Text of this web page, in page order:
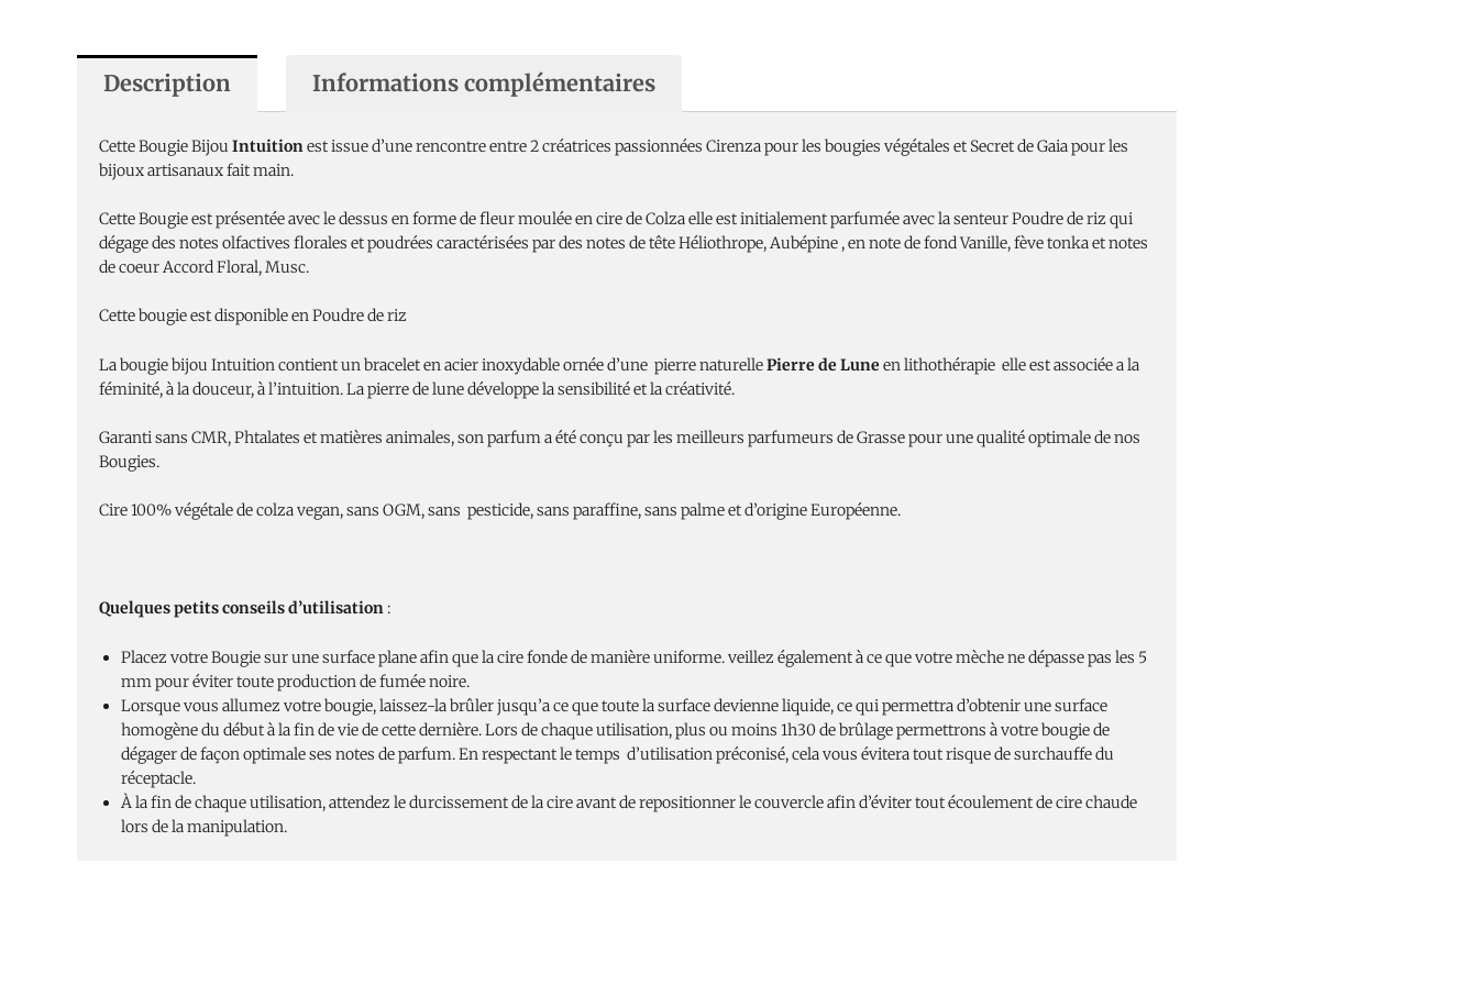
Description Informations complémentaires
Cette Bougie Bijou Intuition est issue d’une rencontre entre 2 créatrices passionnées Cirenza pour les bougies végétales et Secret de Gaia pour les
bijoux artisanaux fait main.
Cette Bougie est présentée avec le dessus en forme de fleur moulée en cire de Colza elle est initialement parfumée avec la senteur Poudre de riz qui
dégage des notes olfactives florales et poudrées caractérisées par des notes de tête Héliothrope, Aubépine , en note de fond Vanille, fève tonka et notes
de coeur Accord Floral, Musc.
Cette bougie est disponible en Poudre de riz
La bougie bijou Intuition contient un bracelet en acier inoxydable ornée d’une pierre naturellePierre de Lune en lithothérapie elle est associée a la
féminité, à la douceur, à l’intuition. La pierre de lune développe la sensibilité et la créativité.
Garanti sans CMR, Phtalates et matières animales, son parfum a été conçu par les meilleurs parfumeurs de Grasse pour une qualité optimale de nos
Bougies.
Cire 100% végétale de colza vegan, sans OGM, sans pesticide, sans paraffine, sans palme et d’origine Européenne.
Quelques petits conseils d’utilisation :
Placez votre Bougie sur une surface plane afin que la cire fonde de manière uniforme. veillez également à ce que votre mèche ne dépasse pas les 5
mm pour éviter toute production de fumée noire.
Lorsque vous allumez votre bougie, laissez-la brûler jusqu’a ce que toute la surface devienne liquide, ce qui permettra d’obtenir une surface
homogène du début à la fin de vie de cette dernière. Lors de chaque utilisation, plus ou moins 1h30 de brûlage permettrons à votre bougie de
dégager de façon optimale ses notes de parfum. En respectant le temps d’utilisation préconisé, cela vous évitera tout risque de surchauffe du
réceptacle.
À la fin de chaque utilisation, attendez le durcissement de la cire avant de repositionner le couvercle afin d’éviter tout écoulement de cire chaude
lors de la manipulation.